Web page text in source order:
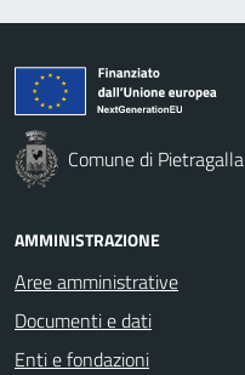
Comune di Pietragalla
AMMINISTRAZIONE
Aree amministrative
Documenti e dati
Enti e fondazioni